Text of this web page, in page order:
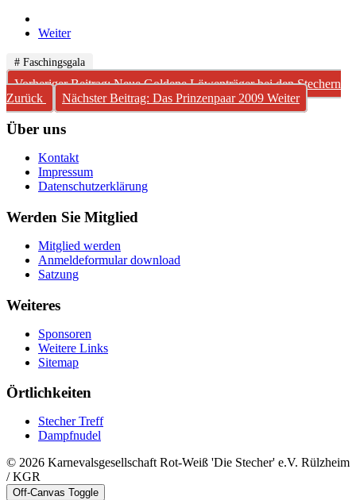
Weiter
# Faschingsgala
Vorheriger Beitrag: Neue Goldene Löwenträger bei den Stechern
Zurück
Nächster Beitrag: Das Prinzenpaar 2009 Weiter
Über uns
Kontakt
Impressum
Datenschutzerklärung
Werden Sie Mitglied
Mitglied werden
Anmeldeformular download
Satzung
Weiteres
Sponsoren
Weitere Links
Sitemap
Örtlichkeiten
Stecher Treff
Dampfnudel
© 2026 Karnevalsgesellschaft Rot-Weiß 'Die Stecher' e.V. Rülzheim
/ KGR
Off-Canvas Toggle